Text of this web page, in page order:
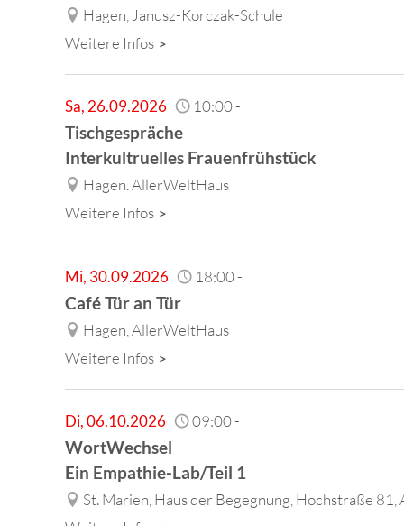
Hagen, Janusz-Korczak-Schule
Weitere Infos
Sa, 26.09.2026 10:00-
Tischgespräche
Interkultruelles Frauenfrühstück
Hagen. AllerWeltHaus
Weitere Infos
Mi, 30.09.2026 18:00-
Café Tür an Tür
Hagen, AllerWeltHaus
Weitere Infos
Di,06.10.2026 09:00-
WortWechsel
Ein Empathie-Lab/Teil 1
St. Marien, Haus der Begegnung, Hochstraße